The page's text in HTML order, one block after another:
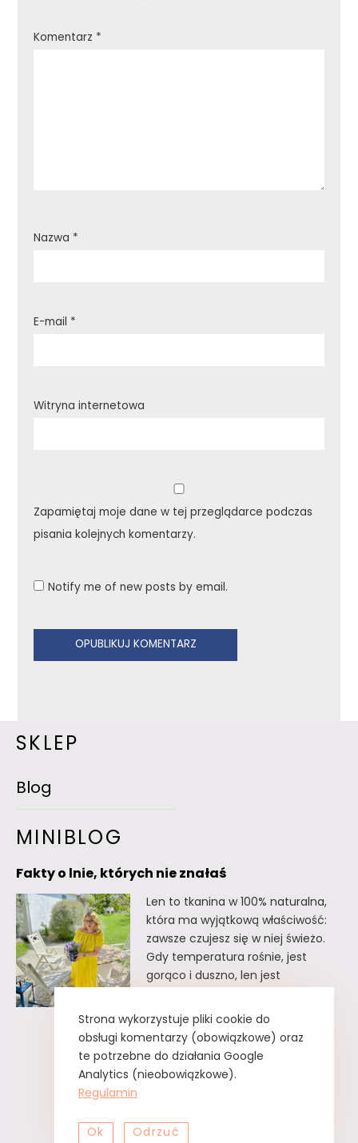
Komentarz *
Nazwa *
E-mail *
Witryna internetowa
Zapamiętaj moje dane w tej przeglądarce podczas
pisania kolejnych komentarzy.
Notify me of new posts by email.
SKLEP
Blog
MINIBLOG
Fakty o lnie, których nie znałaś
Len to tkanina w 100% naturalna,
która ma wyjątkową właściwość:
zawsze czujesz się w niej świeżo.
Gdy temperatura rośnie, jest
gorąco i duszno, len jest
faktów o lnie, których
prawdopodobnie nie znałaś. Fakty
o lnie, których nie znałaś Lnu nie
trzeba prasować. Wystarczy tzw.
Czytaj dalej
Strona wykorzystuje pliki cookie do
obsługi komentarzy (obowiązkowe) oraz
te potrzebne do działania Google
Analytics (nieobowiązkowe).
Regulamin
Ok Odrzuć